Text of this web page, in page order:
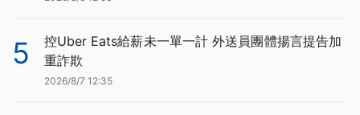
5
控Uber Eats給薪未一單一計 外送員團體揚言提告加
重詐欺
2026/8/7 12:35